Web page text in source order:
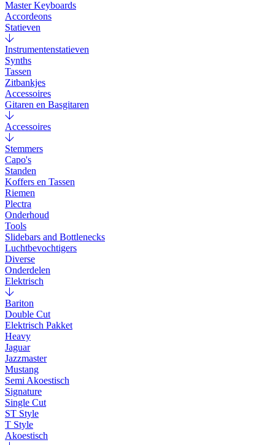
Master Keyboards
Accordeons
Statieven
Instrumentenstatieven
Synths
Tassen
Zitbankjes
Accessoires
Gitaren en Basgitaren
Accessoires
Stemmers
Capo's
Standen
Koffers en Tassen
Riemen
Plectra
Onderhoud
Tools
Slidebars and Bottlenecks
Luchtbevochtigers
Diverse
Onderdelen
Elektrisch
Bariton
Double Cut
Elektrisch Pakket
Heavy
Jaguar
Jazzmaster
Mustang
Semi Akoestisch
Signature
Single Cut
ST Style
T Style
Akoestisch